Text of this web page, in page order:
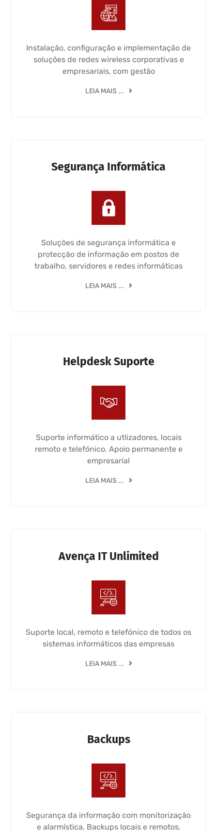
Instalação, configuração e implementação de
soluções de redes wireless corporativas e
empresariais, com gestão
LEIA MAIS ...
Segurança Informática
Soluções de segurança informática e
protecção de informação em postos de
trabalho, servidores e redes informáticas
LEIA MAIS ...
Helpdesk Suporte
Suporte informático a utlizadores, locais
remoto e telefónico. Apoio permanente e
empresarial
LEIA MAIS ...
Avença IT Unlimited
Suporte local, remoto e telefónico de todos os
sistemas informáticos das empresas
LEIA MAIS ...
Backups
Segurança da informação com monitorização
e alarmística. Backups locais e remotos.